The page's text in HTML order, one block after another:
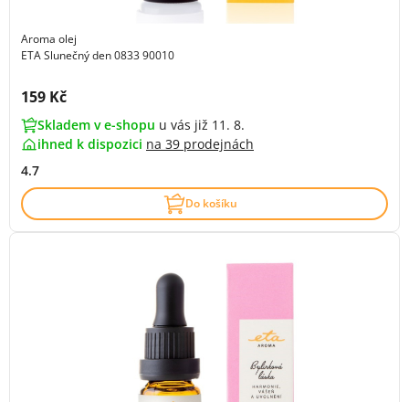
Aroma olej
ETA Slunečný den 0833 90010
Cena s DPH:
159 Kč
Skladem v e-shopu u vás již 11. 8.
ihned k dispozici na 39 prodejnách
4.7
Do košíku